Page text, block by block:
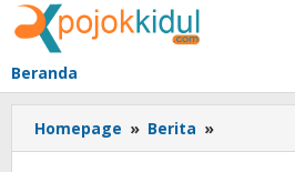
Lewati
ke
konten
Beranda
Homepage » Berita »
Malang